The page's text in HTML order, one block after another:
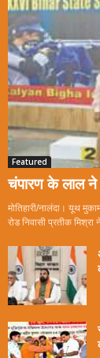
Featured
चंपारण के लाल ने
मोतिहारी/नालंदा। यूथ
रोड निवासी प्रतीक